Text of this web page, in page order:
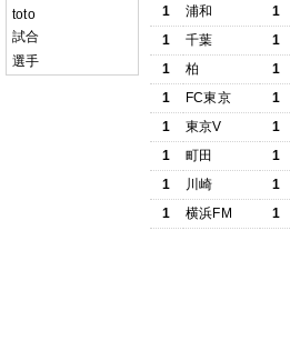
toto
試合
選手
1
浦和 1
1
千葉 1
1
柏 1
1
FC東京 1
1
東京V 1
1
町田 1
1
川崎 1
1
横浜FM 1